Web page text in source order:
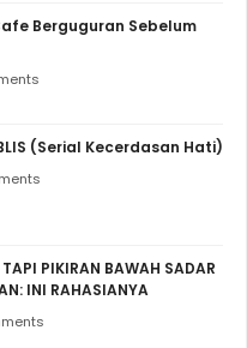
Berguguran Sebelum
(Serial Kecerdasan Hati)
PIKIRAN BAWAH SADAR
INI RAHASIANYA